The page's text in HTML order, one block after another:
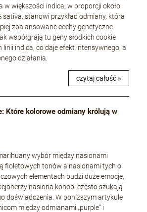
w większości indica, w proporcji około
sativa, stanowi przykład odmiany, która
zbalansowane cechy genetyczne.
współgrają tu geny słodkich cookie
linii indica, co daje efekt intensywnego, a
działania.
czytaj całość »
Które kolorowe odmiany królują w
wybór między nasionami
fioletowych tonów a nasionami tych o
elementach budzi duże emocje,
nasiona konopi często szukają
doświadczenia. W poniższym artykule
między odmianami „purple” i